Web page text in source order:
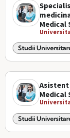
Medical
Studii
Asistent
Medical
Studii